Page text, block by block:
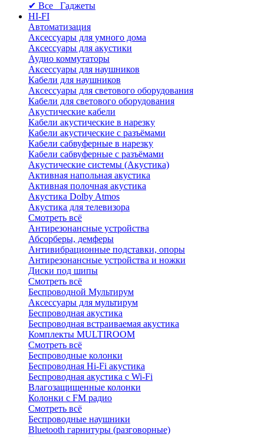
✔ Все Гаджеты
HI-FI
Автоматизация
Аксессуары для умного дома
Аксессуары для акустики
Аудио коммутаторы
Аксессуары для наушников
Кабели для наушников
Аксессуары для светового оборудования
Кабели для светового оборудования
Акустические кабели
Кабели акустические в нарезку
Кабели акустические с разъёмами
Кабели сабвуферные в нарезку
Кабели сабвуферные с разъёмами
Акустические системы (Акустика)
Активная напольная акустика
Активная полочная акустика
Акустика Dolby Atmos
Акустика для телевизора
Смотреть всё
Антирезонансные устройства
Абсорберы, демферы
Антивибрационные подставки, опоры
Антирезонансные устройства и ножки
Диски под шипы
Смотреть всё
Беспроводной Мультирум
Аксессуары для мультирум
Беспроводная акустика
Беспроводная встраиваемая акустика
Комплекты MULTIROOM
Смотреть всё
Беспроводные колонки
Беспроводная Hi-Fi акустика
Беспроводная акустика с Wi-Fi
Влагозащищенные колонки
Колонки с FM радио
Смотреть всё
Беспроводные наушники
Bluetоoth гарнитуры (разговорные)